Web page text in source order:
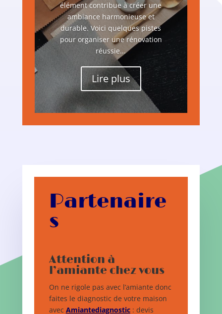
élément contribue à créer une
ambiance harmonieuse et
durable. Voici quelques pistes
pour organiser une rénovation
réussie...
Lire plus
Partenaire
s
Attention à
l’amiante chez vous
On ne rigole pas avec l’amiante donc
faites le diagnostic de votre maison
avec Amiantediagnostic: devis